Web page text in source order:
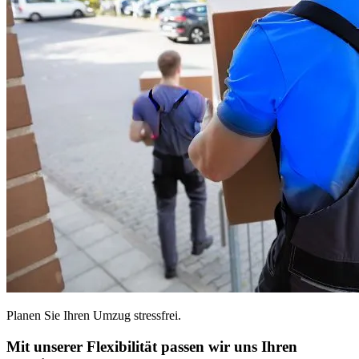
Planen Sie Ihren Umzug stressfrei.
Mit unserer Flexibilität passen wir uns Ihren